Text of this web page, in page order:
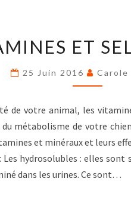
SELS
ET
25 Juin 2016 Carole
de votre animal, les
métabolisme de votre
et minéraux et leurs
Les hydrosolubles : elles
dans les urines. Ce sont…